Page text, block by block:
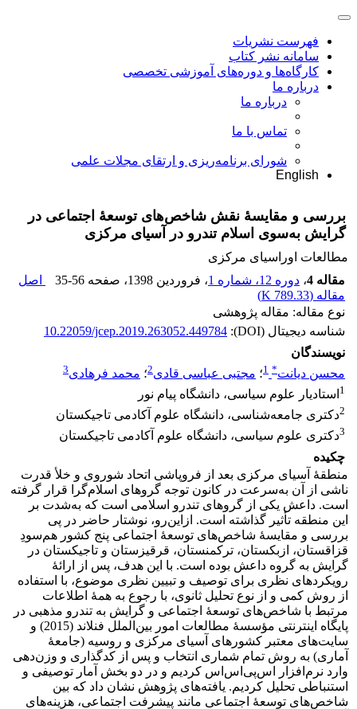
فهرست نشریات
سامانه نشر کتاب
کارگاه‌ها و دوره‌های آموزشی تخصصی
درباره ما
درباره ما
تماس با ما
شورای برنامه‌ریزی و ارتقای مجلات علمی
English
بررسی و مقایسۀ نقش شاخص‌های توسعۀ اجتماعی در
گرایش به‌‌‌سوی اسلام تندرو در آسیای مرکزی
مطالعات اوراسیای مرکزی
مقاله 4
، دوره 12، شماره 1 ، فروردین 1398 ، صفحه 35-56
اصل
مقاله (789.33 K
)
نوع مقاله: مقاله پژوهشی
شناسه دیجیتال (DOI):
10.22059/jcep.2019.263052.449784
نویسندگان
محسن دیانت*
1؛ مجتبی عباسی قادی2؛ محمد فرهادی3
1 استادیار علوم سیاسی، دانشگاه پیام نور
2دکتری جامعه‌شناسی، دانشگاه علوم آکادمی تاجیکستان
3دکتری علوم سیاسی، دانشگاه علوم آکادمی تاجیکستان
چکیده
منطقۀ آسیای مرکزی بعد از فروپاشی اتحاد شوروی و خلأ قدرت
ناشی از آن به‌سرعت در کانون توجه گروهای اسلام‌گرا قرار گرفته
است. داعش یکی از گروهای تندرو اسلامی است که به‌شدت بر
این منطقه تأثیر گذاشته است. ازاین‌رو، نوشتار حاضر در پی
بررسی و مقایسۀ شاخص‌های توسعۀ اجتماعی پنج کشور هم‌سودِ
قزاقستان، ازبکستان، ترکمنستان، قرقیزستان و تاجیکستان در
گرایش به گروه داعش بوده است. با این هدف، پس از ارائۀ
رویکردهای نظری برای توصیف و تبیین نظری موضوع، با استفاده
از روش کمی و از نوع تحلیل ثانوی، با رجوع به همۀ اطلاعات
مرتبط با شاخص‌های توسعۀ اجتماعی و گرایش به تندرو مذهبی در
پایگاه اینترنتی مؤسسۀ مطالعات امور بین‌الملل فنلاند (2015) و
سایت‌های معتبر کشورهای آسیای مرکزی و روسیه (جامعۀ
آماری) به روش تمام شماری انتخاب و پس از کدگذاری و وزن‌دهی
وارد نرم‌افزار اس‌پی‌اس‌اس کردیم و در دو بخش آمار توصیفی و
استنباطی تحلیل کردیم. یافته‌های پژوهش نشان داد که بین
شاخص‌های توسعۀ اجتماعی مانند پیشرفت اجتماعی، هزینه‌های